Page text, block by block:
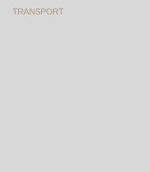
TRANSPORT